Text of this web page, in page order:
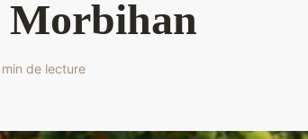
Morbihan
de lecture